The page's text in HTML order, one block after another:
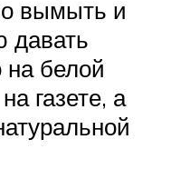
вымыть и
давать
белой
газете, а